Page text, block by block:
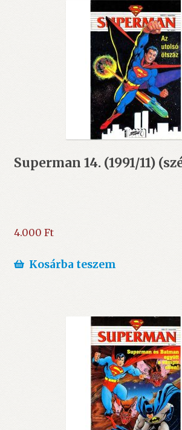
Superman 14. (1991/11)
4.000 Ft
Kosárba teszem